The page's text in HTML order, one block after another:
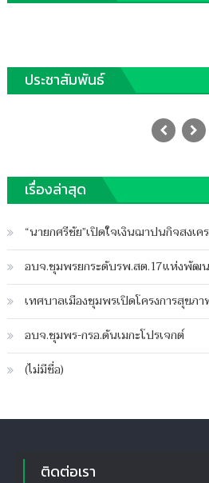
ประชาสัมพันธ์
โวยถนน360
บ้านนาน2เดือน
on
Author
ปิดความเห็
เรื่องล่าสุด
“นายกศรีชัย”เปิดใจเงินฌาปนกิจสงเค
อบจ.ชุมพรยกระดับรพ.สต.17แห่งพัฒ
เทศบาลเมืองชุมพรเปิดโครงการสุขภ
อบจ.ชุมพร-กรอ.ดันเมกะโปรเจกต์
(ไม่มีชื่อ)
ติดต่อเรา